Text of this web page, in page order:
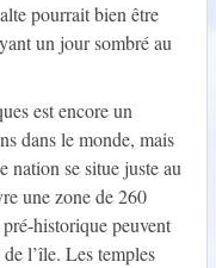
pourrait bien être
un jour sombré au
est encore un
dans le monde, mais
nation se situe juste au
une zone de 260
historique peuvent
l’île. Les temples